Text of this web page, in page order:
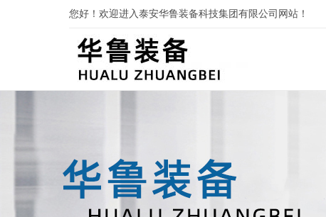
您好！欢迎进入泰安华鲁装备科技集团有限公司网站！